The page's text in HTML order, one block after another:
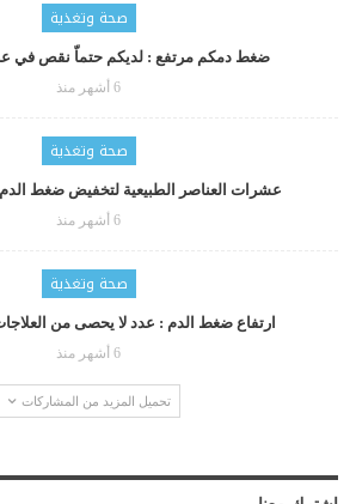
صحة وتغذية
ضغط دمكم مرتفع : لديكم حتماّ نقص في
6 أشهر منذ
صحة وتغذية
عشرات العناصر الطبيعية لتخفيض ضغط الدم
6 أشهر منذ
صحة وتغذية
ارتفاع ضغط الدم : عدد لا يحصى من
6 أشهر منذ
تحميل المزيد من المشاركات